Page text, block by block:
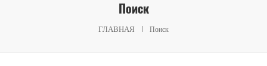
Поиск
ГЛАВНАЯ Поиск